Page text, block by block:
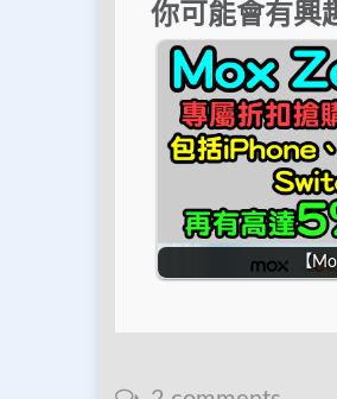
你可能會有興
【